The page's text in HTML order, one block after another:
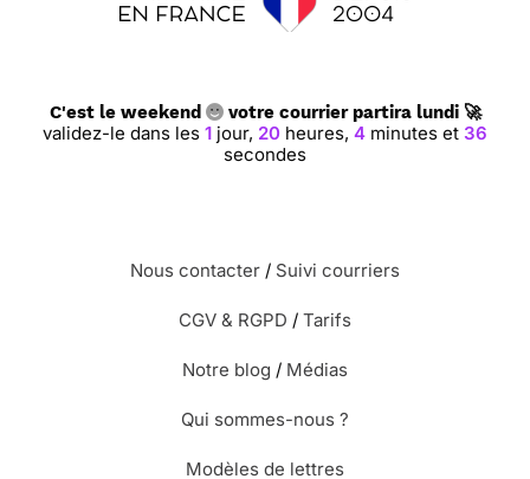
C'est le weekend votre courrier partira lundi 🚀
validez-le dans les 1 jour, 20 heures, 4 minutes et 36
secondes
Nous contacter / Suivi courriers
CGV & RGPD / Tarifs
Notre blog / Médias
Qui sommes-nous ?
Modèles de lettres